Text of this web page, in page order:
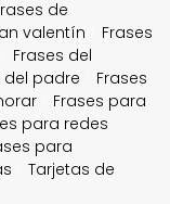
de
valentín
Frases
Frases del
del padre
Frases
Frases para
para redes
para
Tarjetas de